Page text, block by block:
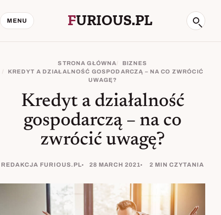
FURIOUS.PL Szukaj
MENU
STRONA GŁÓWNA
BIZNES
KREDYT A DZIAŁALNOŚĆ GOSPODARCZĄ – NA CO ZWRÓCIĆ
UWAGĘ?
Kredyt a działalność
gospodarczą – na co
zwrócić uwagę?
REDAKCJA FURIOUS.PL 28 MARCH 2021 2 MIN CZYTANIA